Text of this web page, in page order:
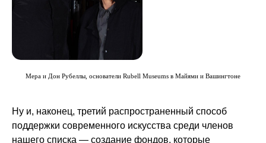
Мера и Дон Рубеллы, основатели Rubell Museums в Майями и Вашингтоне
Ну и, наконец, третий распространенный способ
поддержки современного искусства среди членов
нашего списка — создание фондов, которые